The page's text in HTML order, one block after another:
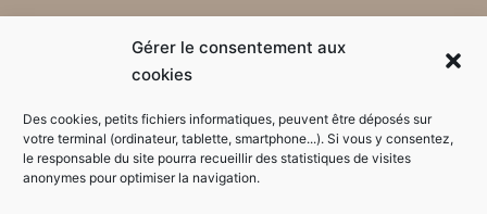
Gérer le consentement aux
cookies
Des cookies, petits fichiers informatiques, peuvent être déposés sur
votre terminal (ordinateur, tablette, smartphone...). Si vous y consentez,
le responsable du site pourra recueillir des statistiques de visites
anonymes pour optimiser la navigation.
Contactez-nous
Horaires d'ouverture de la mairie